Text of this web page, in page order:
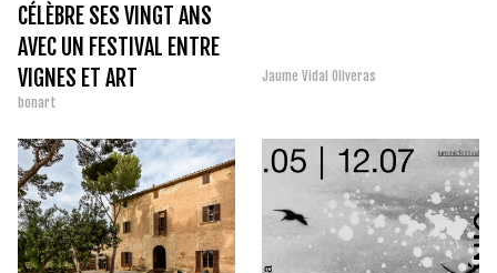
CÉLÈBRE SES VINGT ANS
AVEC UN FESTIVAL ENTRE
VIGNES ET ART
bonart
Jaume Vidal Oliveras